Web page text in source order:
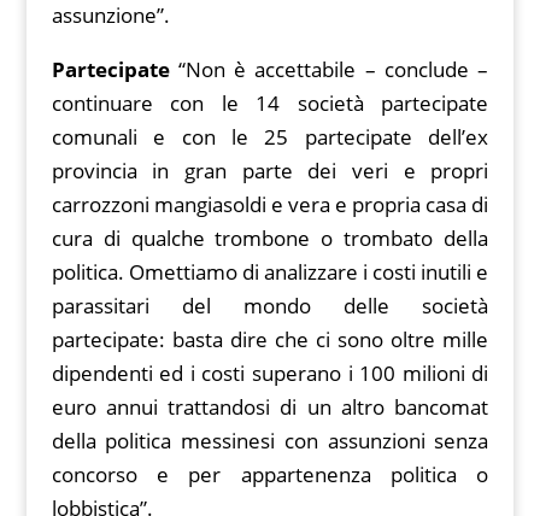
assunzione”.
Partecipate“Non è accettabile – conclude –
continuare con le 14 società partecipate
comunali e con le 25 partecipate dell’ex
provincia in gran parte dei veri e propri
carrozzoni mangiasoldi e vera e propria casa di
cura di qualche trombone o trombato della
politica. Omettiamo di analizzare i costi inutili e
parassitari del mondo delle società
partecipate: basta dire che ci sono oltre mille
dipendenti ed i costi superano i 100 milioni di
euro annui trattandosi di un altro bancomat
della politica messinesi con assunzioni senza
concorso e per appartenenza politica o
lobbistica”.